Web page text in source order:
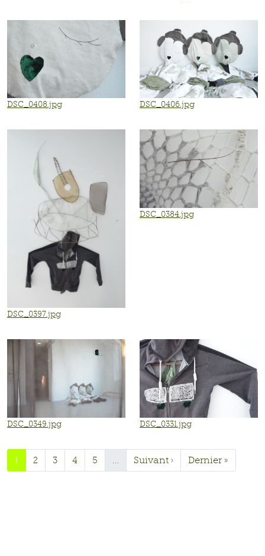
DSC_0408.jpg DSC_0406.jpg
DSC_0397.jpg
DSC_0384.jpg
DSC_0349.jpg DSC_0331.jpg
1 2 3 4 5 … Suivant › Dernier »